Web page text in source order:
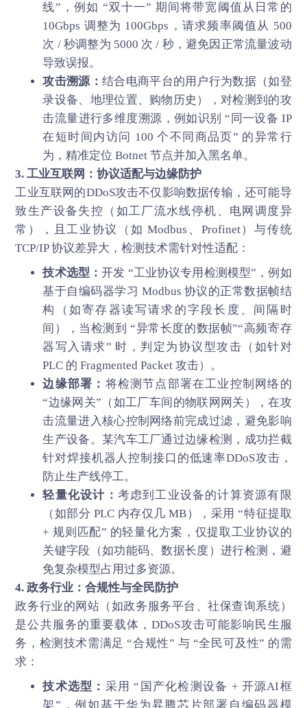
线”，例如 “双十一” 期间将带宽阈值从日常的
10Gbps 调整为 100Gbps，请求频率阈值从 500
次 / 秒调整为 5000 次 / 秒，避免因正常流量波动
导致误报。
攻击溯源： 结合电商平台的用户行为数据（如登
录设备、地理位置、购物历史），对检测到的攻
击流量进行多维度溯源，例如识别 “同一设备 IP
在短时间内访问 100 个不同商品页” 的异常行
为，精准定位 Botnet 节点并加入黑名单。
3. 工业互联网：协议适配与边缘防护
工业互联网的DDoS攻击不仅影响数据传输，还可能导
致生产设备失控（如工厂流水线停机、电网调度异
常），且工业协议（如 Modbus、Profinet）与传统
TCP/IP 协议差异大，检测技术需针对性适配：
技术选型：开发 “工业协议专用检测模型”，例如
基于自编码器学习 Modbus 协议的正常数据帧结
构（如寄存器读写请求的字段长度、间隔时
间），当检测到 “异常长度的数据帧”“高频寄存
器写入请求” 时，判定为协议型攻击（如针对
PLC 的 Fragmented Packet 攻击）。
边缘部署： 将检测节点部署在工业控制网络的
“边缘网关”（如工厂车间的物联网网关），在攻
击流量进入核心控制网络前完成过滤，避免影响
生产设备。某汽车工厂通过边缘检测，成功拦截
针对焊接机器人控制接口的低速率DDoS攻击，
防止生产线停工。
轻量化设计： 考虑到工业设备的计算资源有限
（如部分 PLC 内存仅几 MB），采用 “特征提取
+ 规则匹配” 的轻量化方案，仅提取工业协议的
关键字段（如功能码、数据长度）进行检测，避
免复杂模型占用过多资源。
4. 政务行业：合规性与全民防护
政务行业的网站（如政务服务平台、社保查询系统）
是公共服务的重要载体，DDoS攻击可能影响民生服
务，检测技术需满足 “合规性” 与 “全民可及性” 的需
求：
技术选型： 采用 “国产化检测设备 + 开源AI框
架”，例如基于华为昇腾芯片部署自编码器模